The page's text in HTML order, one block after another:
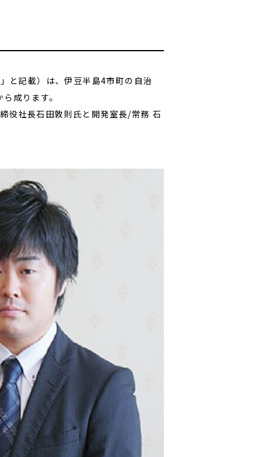
と記載）は、伊豆半島4市町の自治
成ります。
役社長石田敦則氏と開発室長/常務 石